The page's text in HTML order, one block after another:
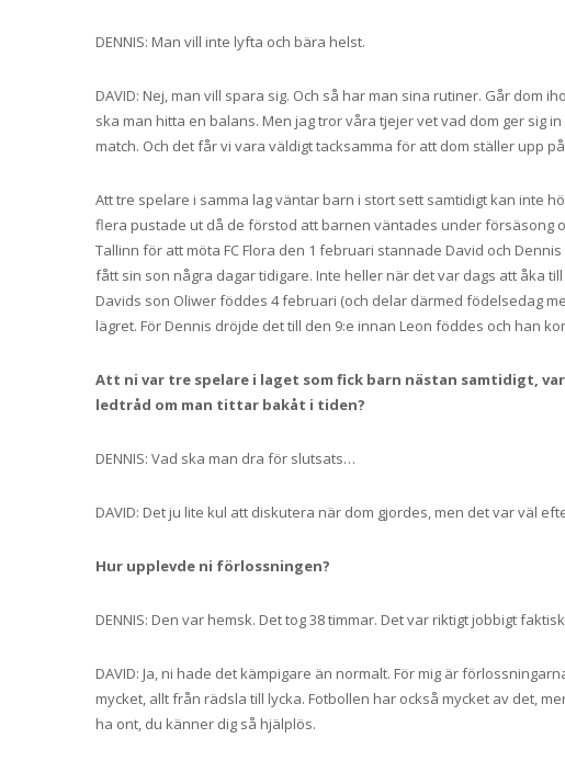
DENNIS: Man vill inte lyfta och bära helst.
DAVID: Nej, man vill spara sig. Och så har man sina rutiner. Går dom
ska man hitta en balans. Men jag tror våra tjejer vet vad dom ger sig
match. Och det får vi vara väldigt tacksamma för att dom ställer upp
Att tre spelare i samma lag väntar barn i stort sett samtidigt kan inte
flera pustade ut då de förstod att barnen väntades under försäsong
Tallinn för att möta FC Flora den 1 februari stannade David och
fått sin son några dagar tidigare. Inte heller när det var dags att åka
Davids son Oliwer föddes 4 februari (och delar därmed födelsedag
lägret. För Dennis dröjde det till den 9:e innan Leon föddes och han
Att ni var tre spelare i laget som fick barn nästan samtidigt,
ledtråd om man tittar bakåt i tiden?
DENNIS: Vad ska man dra för slutsats…
DAVID: Det ju lite kul att diskutera när dom gjordes, men det var väl
Hur upplevde ni förlossningen?
DENNIS: Den var hemsk. Det tog 38 timmar. Det var riktigt jobbigt
DAVID: Ja, ni hade det kämpigare än normalt. För mig är
mycket, allt från rädsla till lycka. Fotbollen har också mycket av det,
ha ont, du känner dig så hjälplös.